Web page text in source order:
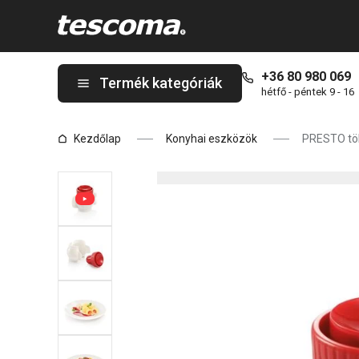
Termék kategóriák +36 80 980 069
hétfő - péntek 9 - 16
Kezdőlap Konyhai eszközök PRESTO